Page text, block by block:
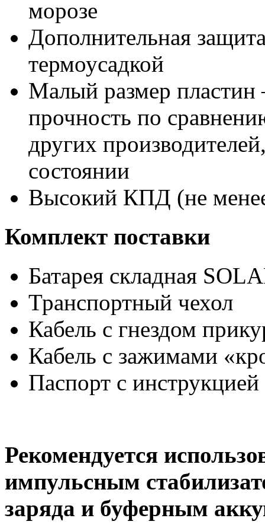
морозе
Дополнительная
термоусадкой
Малый размер пластин
прочность по
других
состоянии
Высокий КПД (не
Комплект поставки
Батарея складная
Транспортный чехол
Кабель с гнездом
Кабель с зажимами
Паспорт с
Рекомендуется
импульсным
заряда и буферным